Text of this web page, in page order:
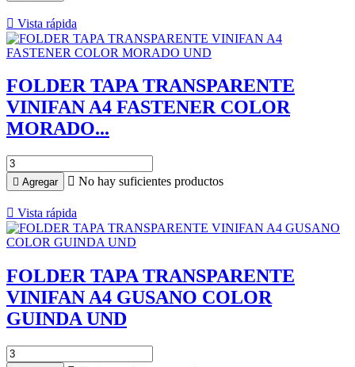
 Vista rápida
FOLDER TAPA TRANSPARENTE
VINIFAN A4 FASTENER COLOR
MORADO...
 Agregar  No hay suficientes productos
 Vista rápida
FOLDER TAPA TRANSPARENTE
VINIFAN A4 GUSANO COLOR
GUINDA UND